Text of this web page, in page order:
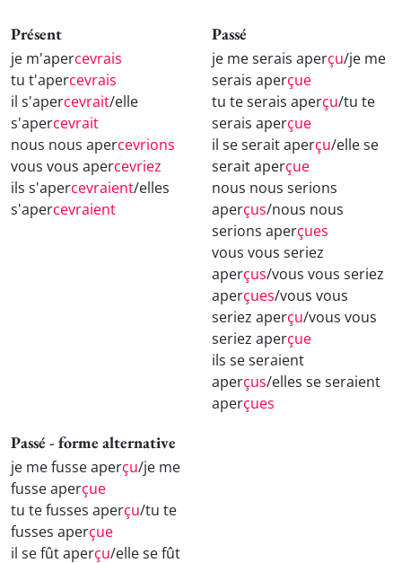
Présent
je m'apercevrais
tu t'apercevrais
il s'apercevrait/elle
s'apercevrait
nous nous apercevrions
vous vous apercevriez
ils s'apercevraient/elles
s'apercevraient
Passé
je me serais aperçu/je me
serais aperçue
tu te serais aperçu/tu te
serais aperçue
il se serait aperçu/elle se
serait aperçue
nous nous serions
aperçus/nous nous
serions aperçues
vous vous seriez
aperçus/vous vous seriez
aperçues/vous vous
seriez aperçu/vous vous
seriez aperçue
ils se seraient
aperçus/elles se seraient
aperçues
Passé - forme alternative
je me fusse aperçu/je me
fusse aperçue
tu te fusses aperçu/tu te
fusses aperçue
il se fût aperçu/elle se fût